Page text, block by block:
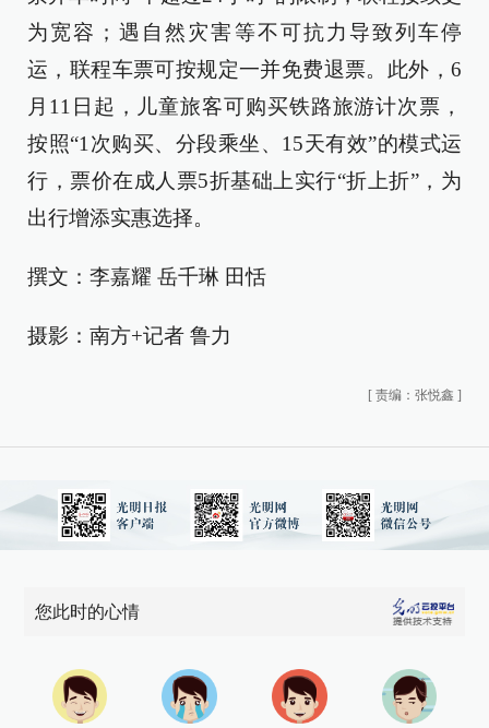
为宽容；遇自然灾害等不可抗力导致列车停
运，联程车票可按规定一并免费退票。此外，6
月11日起，儿童旅客可购买铁路旅游计次票，
按照“1次购买、分段乘坐、15天有效”的模式运
行，票价在成人票5折基础上实行“折上折”，为
出行增添实惠选择。
撰文：李嘉耀 岳千琳 田恬
摄影：南方+记者 鲁力
[ 责编：张悦鑫 ]
您此时的心情